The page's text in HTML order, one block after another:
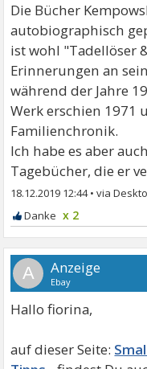
Die Bücher
autobiographisch
ist wohl "Tadellöser
Erinnerungen an
während der Jahre
Werk erschien 1971
Familienchronik.
Ich habe es aber
Tagebücher, die er
18.12.2019 12:44•
x 2
A
Hallo fiorina,